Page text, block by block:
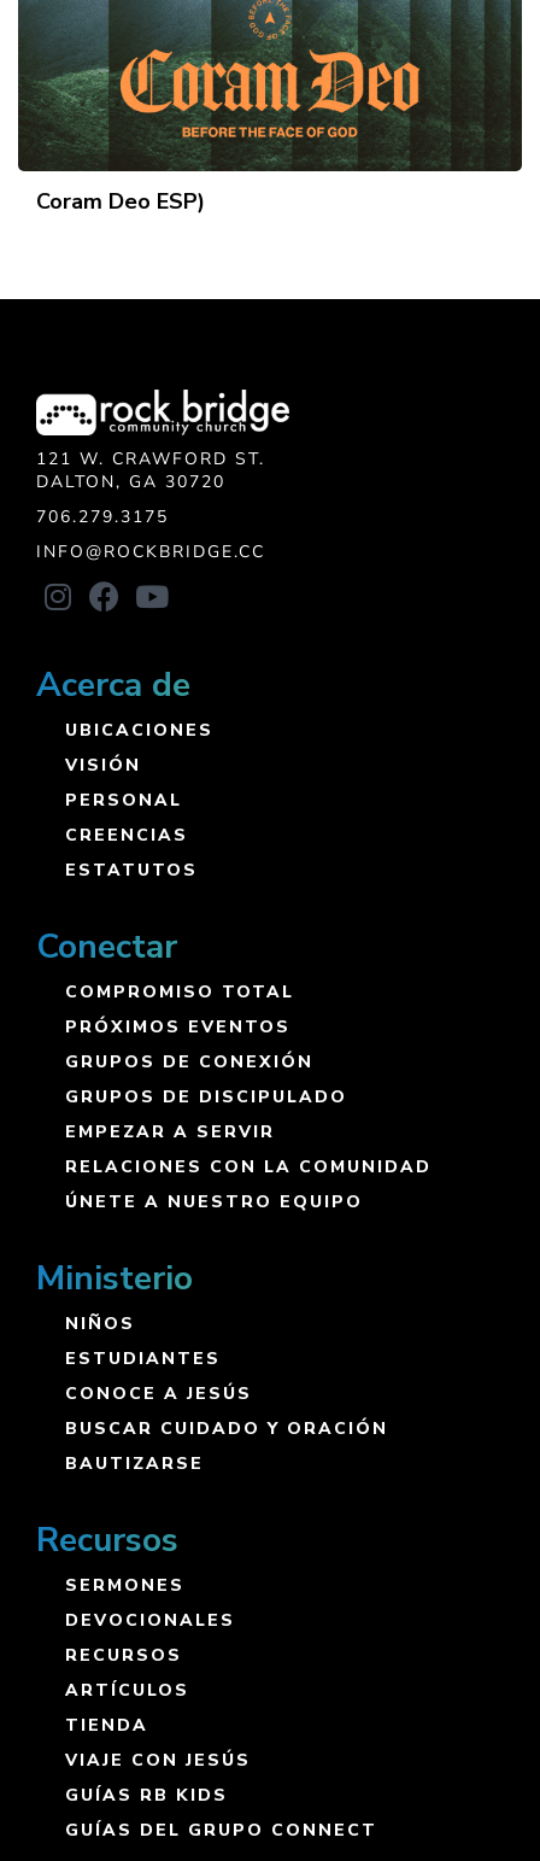
Coram Deo ESP)
121 W. CRAWFORD ST.
DALTON, GA 30720
706.279.3175
INFO@ROCKBRIDGE.CC
Acerca de
UBICACIONES
VISIÓN
PERSONAL
CREENCIAS
ESTATUTOS
Conectar
COMPROMISO TOTAL
PRÓXIMOS EVENTOS
GRUPOS DE CONEXIÓN
GRUPOS DE DISCIPULADO
EMPEZAR A SERVIR
RELACIONES CON LA COMUNIDAD
ÚNETE A NUESTRO EQUIPO
Ministerio
NIÑOS
ESTUDIANTES
CONOCE A JESÚS
BUSCAR CUIDADO Y ORACIÓN
BAUTIZARSE
Recursos
SERMONES
DEVOCIONALES
RECURSOS
ARTÍCULOS
TIENDA
VIAJE CON JESÚS
GUÍAS RB KIDS
GUÍAS DEL GRUPO CONNECT